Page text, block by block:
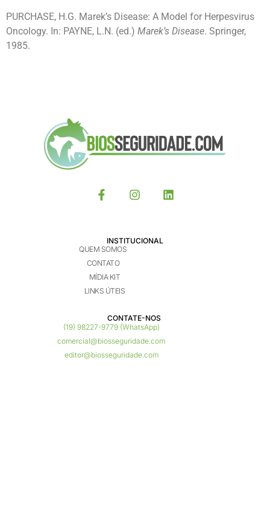
PURCHASE, H.G. Marek’s Disease: A Model for Herpesvirus
Oncology. In: PAYNE, L.N. (ed.) Marek’s Disease. Springer,
1985.
INSTITUCIONAL
QUEM SOMOS
CONTATO
MÍDIA KIT
LINKS ÚTEIS
CONTATE-NOS ​
(19) 98227-9779 (WhatsApp)
comercial@biosseguridade.com
editor@biosseguridade.com